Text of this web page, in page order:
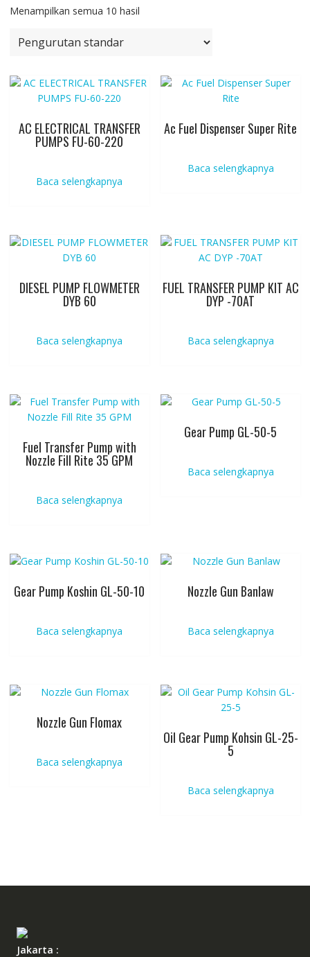
Menampilkan semua 10 hasil
AC ELECTRICAL TRANSFER
PUMPS FU-60-220
Baca selengkapnya
Ac Fuel Dispenser Super Rite
Baca selengkapnya
DIESEL PUMP FLOWMETER
DYB 60
Baca selengkapnya
FUEL TRANSFER PUMP KIT AC
DYP -70AT
Baca selengkapnya
Fuel Transfer Pump with
Nozzle Fill Rite 35 GPM
Baca selengkapnya
Gear Pump GL-50-5
Baca selengkapnya
Gear Pump Koshin GL-50-10
Baca selengkapnya
Nozzle Gun Banlaw
Baca selengkapnya
Nozzle Gun Flomax
Baca selengkapnya
Oil Gear Pump Kohsin GL-25-
5
Baca selengkapnya
Jakarta :